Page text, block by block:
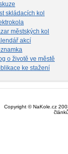
skládacích kol
městských kol
akcí
o životě ve městě
ke stažení
Copyright © NaKole.cz